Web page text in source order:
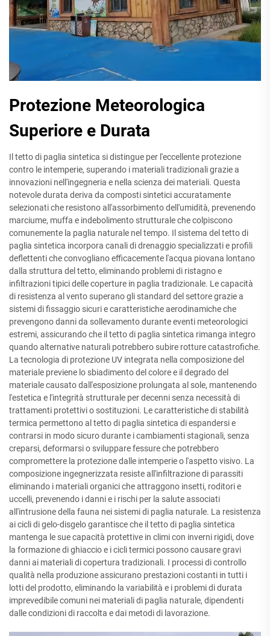
Protezione Meteorologica
Superiore e Durata
Il tetto di paglia sintetica si distingue per l'eccellente protezione
contro le intemperie, superando i materiali tradizionali grazie a
innovazioni nell'ingegneria e nella scienza dei materiali. Questa
notevole durata deriva da composti sintetici accuratamente
selezionati che resistono all'assorbimento dell'umidità, prevenendo
marciume, muffa e indebolimento strutturale che colpiscono
comunemente la paglia naturale nel tempo. Il sistema del tetto di
paglia sintetica incorpora canali di drenaggio specializzati e profili
deflettenti che convogliano efficacemente l'acqua piovana lontano
dalla struttura del tetto, eliminando problemi di ristagno e
infiltrazioni tipici delle coperture in paglia tradizionale. Le capacità
di resistenza al vento superano gli standard del settore grazie a
sistemi di fissaggio sicuri e caratteristiche aerodinamiche che
prevengono danni da sollevamento durante eventi meteorologici
estremi, assicurando che il tetto di paglia sintetica rimanga integro
quando alternative naturali potrebbero subire rotture catastrofiche.
La tecnologia di protezione UV integrata nella composizione del
materiale previene lo sbiadimento del colore e il degrado del
materiale causato dall'esposizione prolungata al sole, mantenendo
l'estetica e l'integrità strutturale per decenni senza necessità di
trattamenti protettivi o sostituzioni. Le caratteristiche di stabilità
termica permettono al tetto di paglia sintetica di espandersi e
contrarsi in modo sicuro durante i cambiamenti stagionali, senza
creparsi, deformarsi o sviluppare fessure che potrebbero
compromettere la protezione dalle intemperie o l'aspetto visivo. La
composizione ingegnerizzata resiste all'infiltrazione di parassiti
eliminando i materiali organici che attraggono insetti, roditori e
uccelli, prevenendo i danni e i rischi per la salute associati
all'intrusione della fauna nei sistemi di paglia naturale. La resistenza
ai cicli di gelo-disgelo garantisce che il tetto di paglia sintetica
mantenga le sue capacità protettive in climi con inverni rigidi, dove
la formazione di ghiaccio e i cicli termici possono causare gravi
danni ai materiali di copertura tradizionali. I processi di controllo
qualità nella produzione assicurano prestazioni costanti in tutti i
lotti del prodotto, eliminando la variabilità e i problemi di durata
imprevedibile comuni nei materiali di paglia naturale, dipendenti
dalle condizioni di raccolta e dai metodi di lavorazione.